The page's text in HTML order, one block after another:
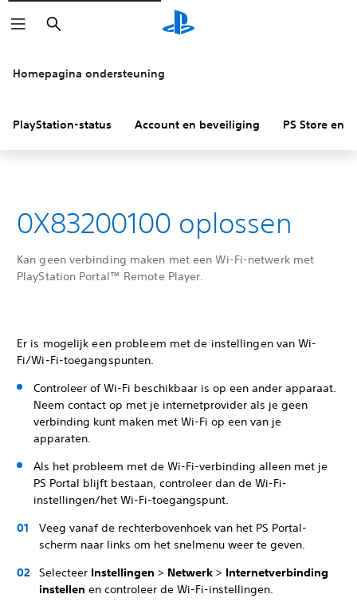
Zoeken
Homepagina ondersteuning
PlayStation-status Account en beveiliging PS Store en
0X83200100 oplossen
Kan geen verbinding maken met een Wi-Fi-netwerk met
PlayStation Portal™ Remote Player.
Er is mogelijk een probleem met de instellingen van Wi-
Fi/Wi-Fi-toegangspunten.
Controleer of Wi-Fi beschikbaar is op een ander apparaat.
Neem contact op met je internetprovider als je geen
verbinding kunt maken met Wi-Fi op een van je
apparaten.
Als het probleem met de Wi-Fi-verbinding alleen met je
PS Portal blijft bestaan, controleer dan de Wi-Fi-
instellingen/het Wi-Fi-toegangspunt.
Veeg vanaf de rechterbovenhoek van het PS Portal-
scherm naar links om het snelmenu weer te geven.
Selecteer Instellingen > Netwerk > Internetverbinding
instellen en controleer de Wi-Fi-instellingen.